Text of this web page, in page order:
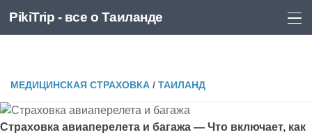
Перейти к содержимому
PikiTrip - все о Таиланде
PikiTrip - все о Таиланде
МЕДИЦИНСКАЯ СТРАХОВКА / ТАИЛАНД
Страховка авиаперелета и багажа — Что включает, как